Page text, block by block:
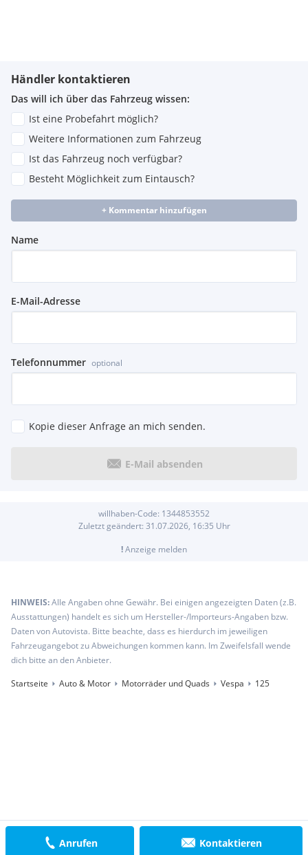
Anrufen Kontaktieren
Händler kontaktieren
Das will ich über das Fahrzeug wissen:
Ist eine Probefahrt möglich?
Weitere Informationen zum Fahrzeug
Ist das Fahrzeug noch verfügbar?
Besteht Möglichkeit zum Eintausch?
+ Kommentar hinzufügen
Name
E-Mail-Adresse
Telefonnummer optional
Kopie dieser Anfrage an mich senden.
E-Mail absenden
willhaben-Code: 1344853552
Zuletzt geändert: 31.07.2026, 16:35 Uhr
!Anzeige melden
HINWEIS:Alle Angaben ohne Gewähr. Bei einigen angezeigten Daten (z.B.
Ausstattungen) handelt es sich um Hersteller-/Importeurs-Angaben bzw.
Daten von Autovista. Bitte beachte, dass es hierdurch im jeweiligen
Fahrzeugangebot zu Abweichungen kommen kann. Im Zweifelsfall wende
dich bitte an den Anbieter.
Startseite
Auto & Motor Motorräder und Quads Vespa 125